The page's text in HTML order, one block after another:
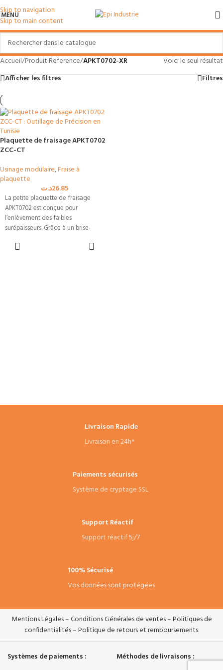
Skip to navigation
Skip to main content
MENU
Accueil/Produit Reference/APKT0702-XR
Voici le seul résultat
Afficher les filtres
Filtres
Plaquette de fraisage APKT0702
ZCC-CT
Usinage modulaire,Fraise à
plaquette
26.85د.ت
La petite plaquette de fraisage
APKT0702 est conçue pour
l’enlèvement des faibles
surépaisseurs. Grâce à un brise-
Livraison Rapide
Livraison en 24h*
Paiements sécurisés
Système de cryptage SSL
Support Réactif
Support réactif 5j/7
100% Sécurisé
Vos données sont protégées
Mentions Légales–Conditions Générales de ventes–Politiques de
confidentialités–Politique de retours et remboursements.
Systèmes de paiements : Méthodes de livraisons :